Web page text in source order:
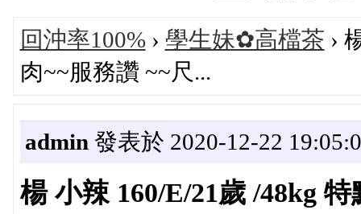
回沖率100%› 學生妹✿高檔茶 ›
肉~~服務讚 ~~尺...
admin 發表於 2020-12-22
楊 小辣 160/E/21歲 /48kg